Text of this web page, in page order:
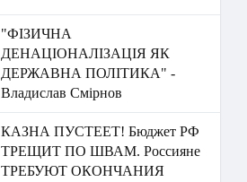
"ФІЗИЧНА
ДЕНАЦІОНАЛІЗАЦІЯ ЯК
ДЕРЖАВНА ПОЛІТИКА" -
Владислав Смірнов
КАЗНА ПУСТЕЕТ! Бюджет РФ
ТРЕЩИТ ПО ШВАМ. Россияне
ТРЕБУЮТ ОКОНЧАНИЯ